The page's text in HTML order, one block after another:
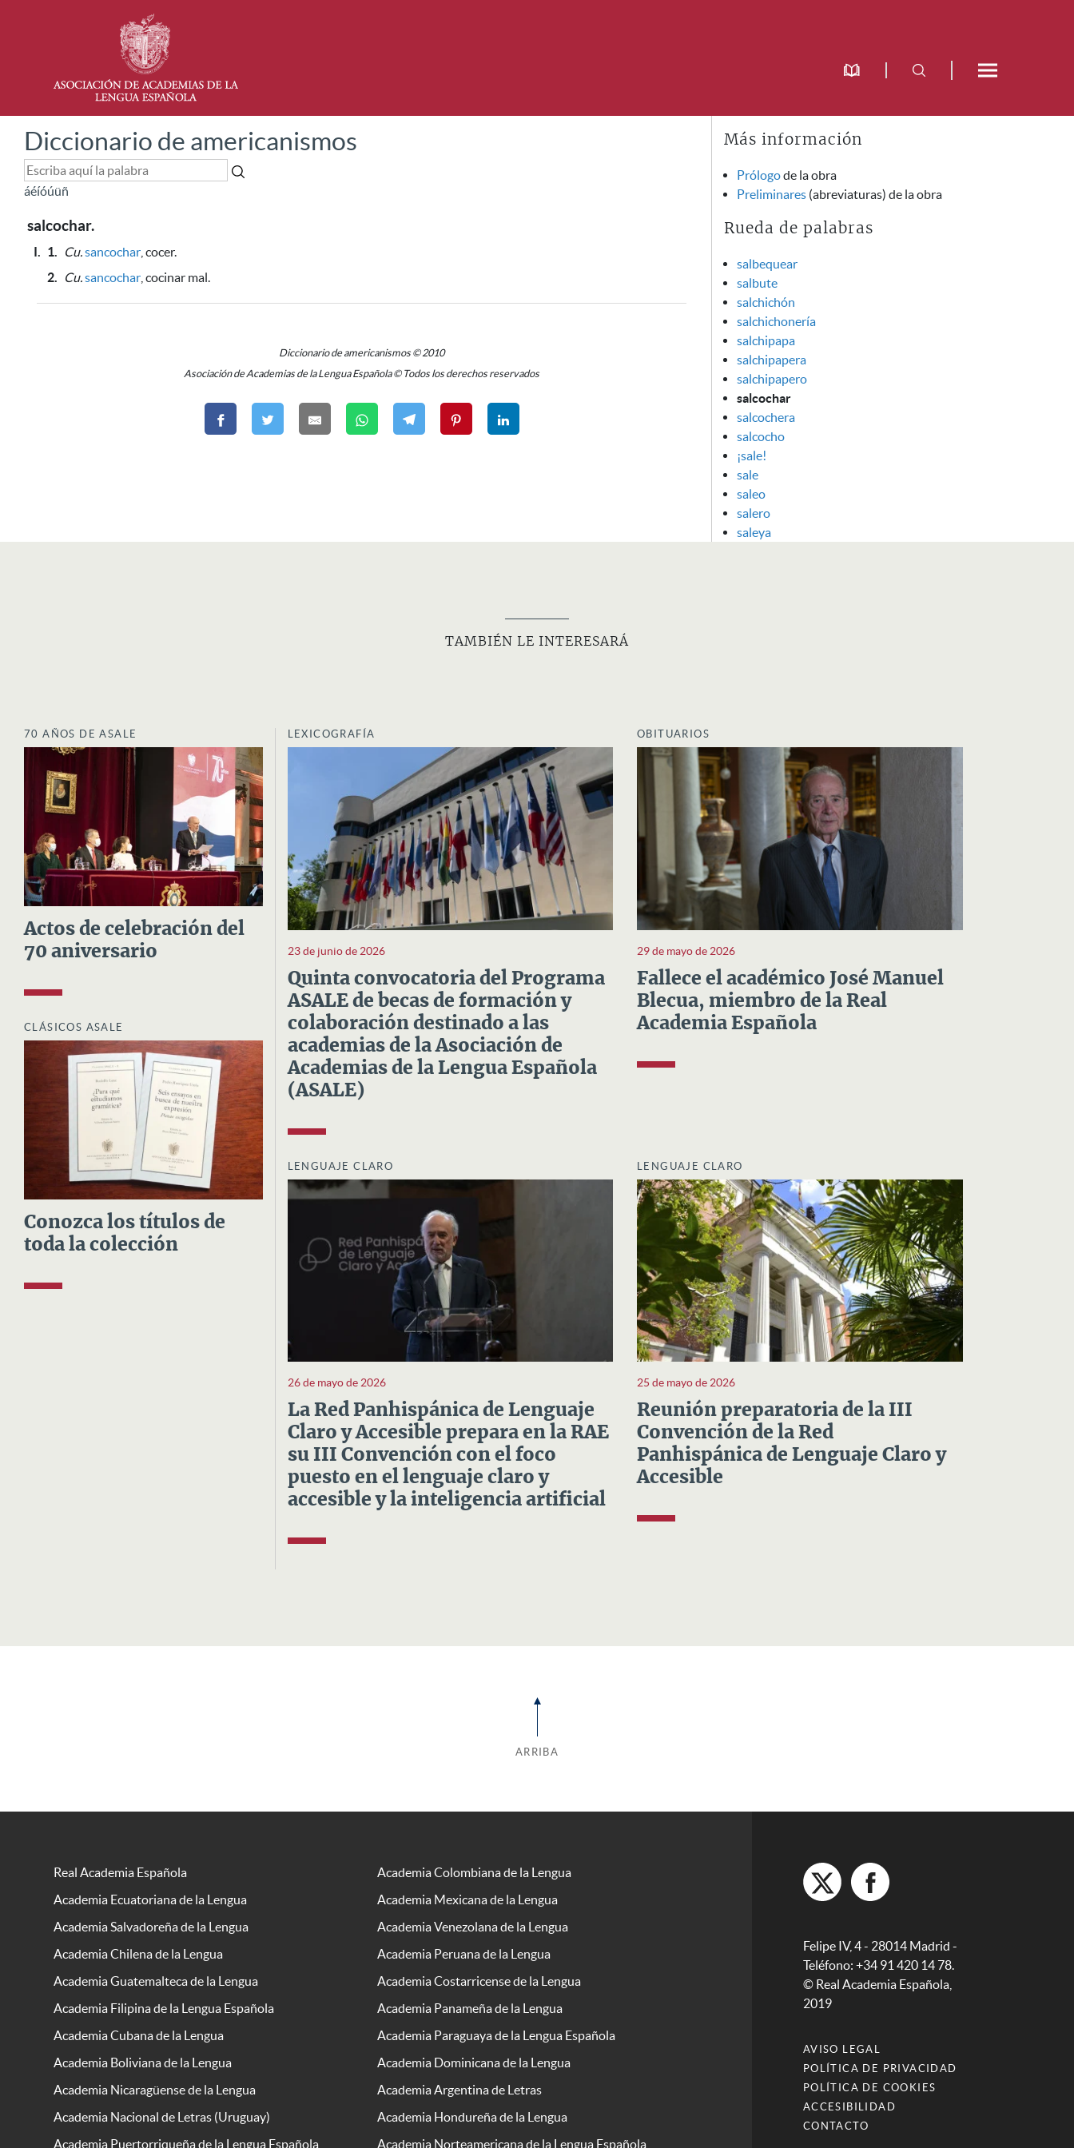
Diccionario de americanismos
áéíóúüñ
salcochar.
I. 1. Cu.sancochar , cocer.
2.
Cu.sancochar , cocinar mal.
Diccionario de americanismos © 2010
Asociación de Academias de la Lengua Española © Todos los derechos reservados
Más información
Prólogode la obra
Preliminares (abreviaturas) de la obra
Rueda de palabras
salbequear
salbute
salchichón
salchichonería
salchipapa
salchipapera
salchipapero
salcochar
salcochera
salcocho
¡sale!
sale
saleo
salero
saleya
TAMBIÉN LE INTERESARÁ
70 AÑOS DE ASALE
Actos de celebración del
70 aniversario
CLÁSICOS ASALE
Conozca los títulos de
toda la colección
LEXICOGRAFÍA
23 de junio de 2026
Quinta convocatoria del Programa
ASALE de becas de formación y
colaboración destinado a las
academias de la Asociación de
Academias de la Lengua Española
(ASALE)
OBITUARIOS
29 de mayo de 2026
Fallece el académico José Manuel
Blecua, miembro de la Real
Academia Española
LENGUAJE CLARO
26 de mayo de 2026
La Red Panhispánica de Lenguaje
Claro y Accesible prepara en la RAE
su III Convención con el foco
puesto en el lenguaje claro y
accesible y la inteligencia artificial
LENGUAJE CLARO
25 de mayo de 2026
Reunión preparatoria de la III
Convención de la Red
Panhispánica de Lenguaje Claro y
Accesible
ARRIBA
Real Academia Española
Academia Colombiana de la Lengua
Academia Ecuatoriana de la Lengua
Academia Mexicana de la Lengua
Academia Salvadoreña de la Lengua
Academia Venezolana de la Lengua
Academia Chilena de la Lengua
Academia Peruana de la Lengua
Academia Guatemalteca de la Lengua
Academia Costarricense de la Lengua
Academia Filipina de la Lengua Española
Academia Panameña de la Lengua
Academia Cubana de la Lengua
Academia Paraguaya de la Lengua Española
Academia Boliviana de la Lengua
Academia Dominicana de la Lengua
Academia Nicaragüense de la Lengua
Academia Argentina de Letras
Academia Nacional de Letras (Uruguay)
Academia Hondureña de la Lengua
Academia Puertorriqueña de la Lengua Española
Academia Norteamericana de la Lengua Española
Felipe IV, 4 - 28014 Madrid -
Teléfono: +34 91 420 14 78.
© Real Academia Española,
2019
AVISO LEGAL
POLÍTICA DE PRIVACIDAD
POLÍTICA DE COOKIES
ACCESIBILIDAD
CONTACTO